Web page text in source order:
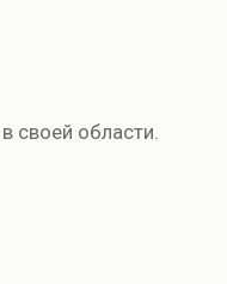
своей области.